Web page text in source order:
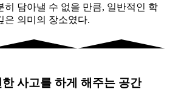
히 담아낼 수 없을 만큼, 일반적인 학
은 의미의 장소였다.
사고를 하게 해주는 공간